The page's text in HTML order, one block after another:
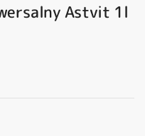
Astvit 1l